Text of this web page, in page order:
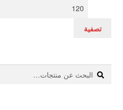
أدنى
تصفية
البحث
عن:
بحث